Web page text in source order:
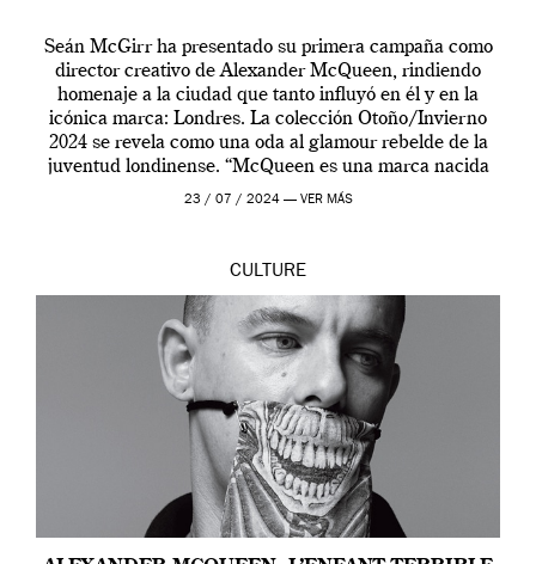
Seán McGirr ha presentado su primera campaña como
director creativo de Alexander McQueen, rindiendo
homenaje a la ciudad que tanto influyó en él y en la
icónica marca: Londres. La colección Otoño/Invierno
2024 se revela como una oda al glamour rebelde de la
juventud londinense. “McQueen es una marca nacida
en Londres y siempre ha […]
23 / 07 / 2024 — VER MÁS
CULTURE